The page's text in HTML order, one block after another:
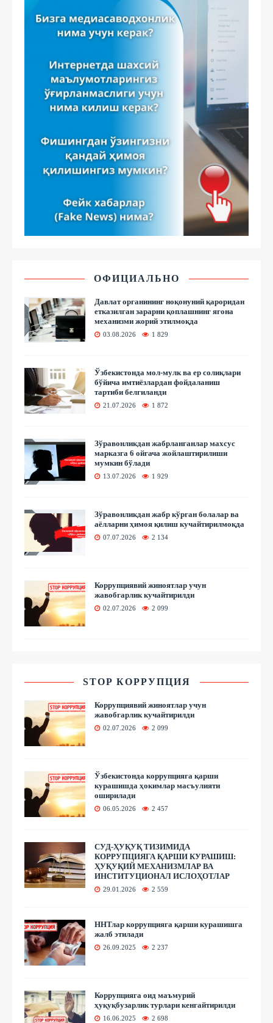
ОФИЦИАЛЬНО
Давлат органининг ноқонуний қароридан
етказилган зарарни қоплашнинг ягона
механизми жорий этилмоқда
03.08.2026 1 829
Ўзбекистонда мол-мулк ва ер солиқлари
бўйича имтиёзлардан фойдаланиш
тартиби белгиланди
21.07.2026 1 872
Зўравонликдан жабрланганлар махсус
марказга 6 ойгача жойлаштирилиши
мумкин бўлади
13.07.2026 1 929
Зўравонликдан жабр кўрган болалар ва
аёлларни ҳимоя қилиш кучайтирилмоқда
07.07.2026 2 134
Коррупциявий жиноятлар учун
жавобгарлик кучайтирилди
02.07.2026 2 099
STOP КОРРУПЦИЯ
Коррупциявий жиноятлар учун
жавобгарлик кучайтирилди
02.07.2026 2 099
Ўзбекистонда коррупцияга қарши
курашишда ҳокимлар масъулияти
оширилади
06.05.2026 2 457
СУД-ҲУҚУҚ ТИЗИМИДА
КОРРУПЦИЯГА ҚАРШИ КУРАШИШ:
ҲУҚУҚИЙ МЕХАНИЗМЛАР ВА
ИНСТИТУЦИОНАЛ ИСЛОҲОТЛАР
29.01.2026 2 559
ННТлар коррупцияга қарши курашишга
жалб этилади
26.09.2025 2 237
Коррупцияга оид маъмурий
ҳуқуқбузарлик турлари кенгайтирилди
16.06.2025 2 698